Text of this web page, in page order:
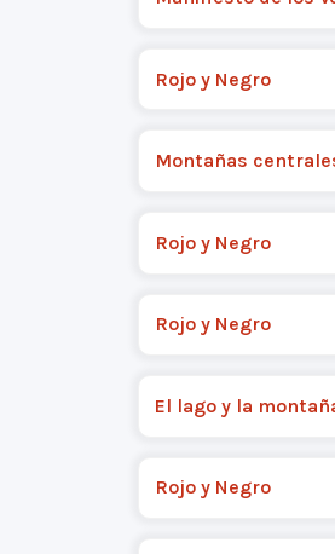
Rojo y Negro
Montañas
Rojo y Negro
Rojo y Negro
El lago y la
Rojo y Negro